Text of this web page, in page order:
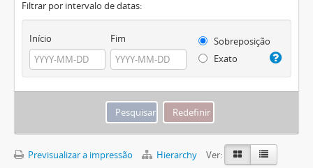
Filtrar por intervalo de datas:
Início Fim
Sobreposição
Exato
Previsualizar a impressão Hierarchy
Ver: